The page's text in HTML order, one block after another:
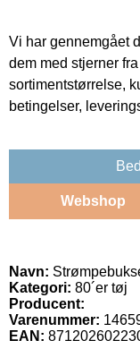
Vi har gennemgået
dem med stjerner
sortimentstørrelse,
betingelser,
Webshop
Navn:
Kategori: 80´er tøj
Producent:
Varenummer:
EAN: